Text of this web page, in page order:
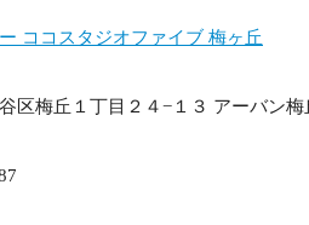
ココスタジオファイブ 梅ヶ丘
区梅丘１丁目２４−１３ アーバン梅